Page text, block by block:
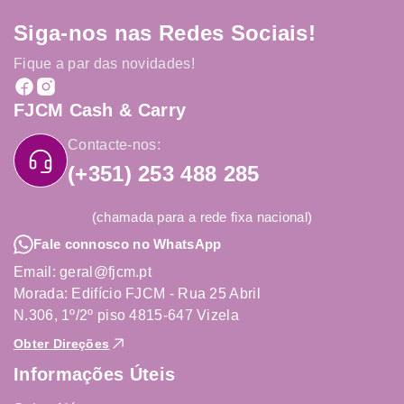
Siga-nos nas Redes Sociais!
Fique a par das novidades!
FJCM Cash & Carry
Contacte-nos:
(+351) 253 488 285
(chamada para a rede fixa nacional)
Fale connosco no WhatsApp
Email: geral@fjcm.pt
Morada: Edifício FJCM - Rua 25 Abril
N.306, 1º/2º piso 4815-647 Vizela
Obter Direções
Informações Úteis